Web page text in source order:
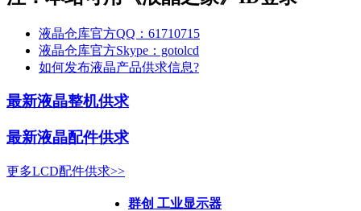
液晶仓库官方QQ：61710715
液晶仓库官方Skype：gotolcd
如何发布液晶产品供求信息?
最新液晶整机供求
最新液晶配件供求
更多LCD配件供求>>
群创 工业显示器